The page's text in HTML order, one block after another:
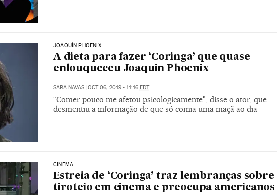
JOAQUÍN PHOENIX
A dieta para fazer ‘Coringa’ que quase
enlouqueceu Joaquin Phoenix
SARA NAVAS OCT 06, 2019 - 11:16 EDT
“Comer pouco me afetou psicologicamente", disse o ator, que
desmentiu a informação de que só comia uma maçã ao dia
CINEMA
Estreia de ‘Coringa’ traz lembranças sobre
tiroteio em cinema e preocupa americanos